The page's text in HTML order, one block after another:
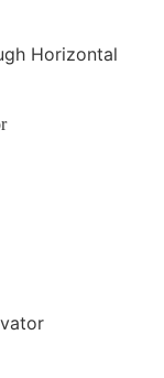
Horizontal